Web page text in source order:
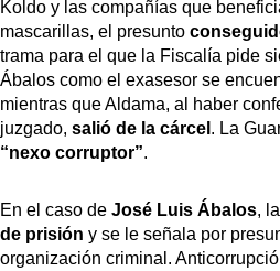
Koldo y las compañías que
mascarillas, el presunto
trama para el que la Fiscalía pide
Ábalos como el exasesor se
mientras que Aldama, al haber
juzgado, salió de la cárcel . La
“nexo corruptor”.
En el caso de José Luis Ábalos,
de prisión y se le señala por
organización criminal.